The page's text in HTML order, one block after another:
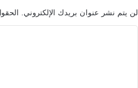
لن يتم نشر عنوان بريدك الإلكتروني.